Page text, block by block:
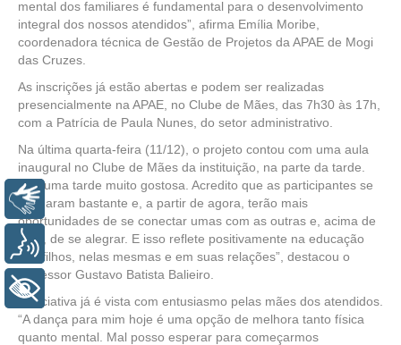
mental dos familiares é fundamental para o desenvolvimento
integral dos nossos atendidos”, afirma Emília Moribe,
coordenadora técnica de Gestão de Projetos da APAE de Mogi
das Cruzes.
As inscrições já estão abertas e podem ser realizadas
presencialmente na APAE, no Clube de Mães, das 7h30 às 17h,
com a Patrícia de Paula Nunes, do setor administrativo.
Na última quarta-feira (11/12), o projeto contou com uma aula
inaugural no Clube de Mães da instituição, na parte da tarde.
“Foi uma tarde muito gostosa. Acredito que as participantes se
animaram bastante e, a partir de agora, terão mais
oportunidades de se conectar umas com as outras e, acima de
tudo, de se alegrar. E isso reflete positivamente na educação
dos filhos, nelas mesmas e em suas relações”, destacou o
professor Gustavo Batista Balieiro.
A iniciativa já é vista com entusiasmo pelas mães dos atendidos.
“A dança para mim hoje é uma opção de melhora tanto física
quanto mental. Mal posso esperar para começarmos
Libras
Voz